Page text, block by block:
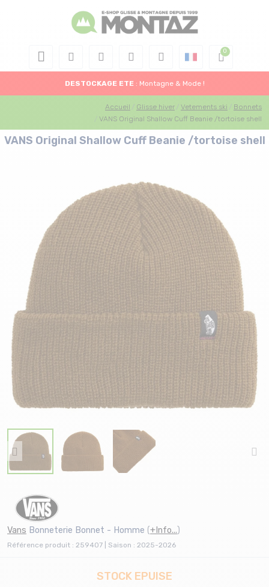
DESTOCKAGE ETE : Montagne & Mode !
Accueil Glisse hiver Vetements ski
Bonnets
VANS Original Shallow Cuff Beanie /tortoise shell
VANS Original Shallow Cuff Beanie /tortoise shell
Vans Bonneterie Bonnet - Homme (+Info...)
Référence produit : 259407 | Saison : 2025-2026
STOCK EPUISE